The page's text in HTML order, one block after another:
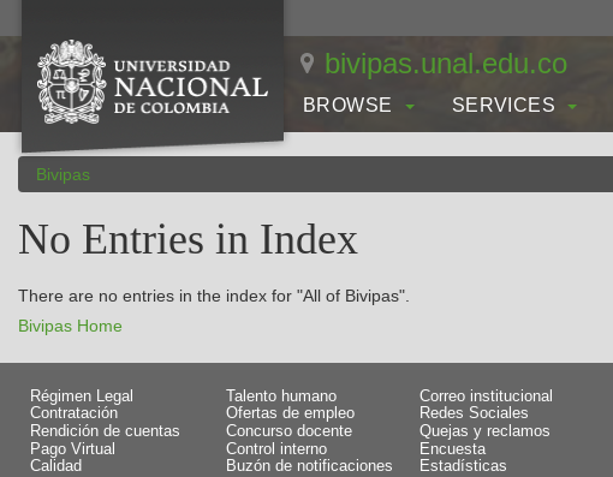
bivipas.unal.edu.co
BROWSE SERVICES
Bivipas
No Entries in Index
There are no entries in the index for "All of Bivipas".
Bivipas Home
Régimen Legal
Talento humano
Contratación
Ofertas de empleo
Rendición de cuentas
Concurso docente
Pago Virtual
Control interno
Calidad
Buzón de notificaciones
Correo institucional
Redes Sociales
Quejas y reclamos
Encuesta
Estadísticas